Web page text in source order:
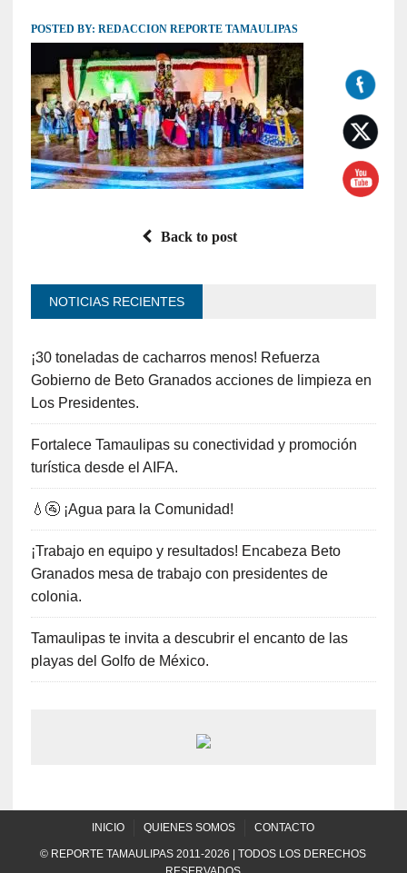
POSTED BY: REDACCION REPORTE TAMAULIPAS
Back to post
NOTICIAS RECIENTES
¡30 toneladas de cacharros menos! Refuerza
Gobierno de Beto Granados acciones de limpieza en
Los Presidentes.
Fortalece Tamaulipas su conectividad y promoción
turística desde el AIFA.
💧🚰 ¡Agua para la Comunidad!
¡Trabajo en equipo y resultados! Encabeza Beto
Granados mesa de trabajo con presidentes de
colonia.
Tamaulipas te invita a descubrir el encanto de las
playas del Golfo de México.
INICIO QUIENES SOMOS CONTACTO
© REPORTE TAMAULIPAS 2011-2026 | TODOS LOS DERECHOS